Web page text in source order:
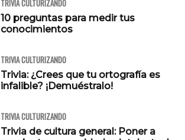
TRIVIA CULTURIZANDO
10 preguntas para medir tus
conocimientos
TRIVIA CULTURIZANDO
Trivia: ¿Crees que tu ortografía es
infalible? ¡Demuéstralo!
TRIVIA CULTURIZANDO
Trivia de cultura general: Poner a